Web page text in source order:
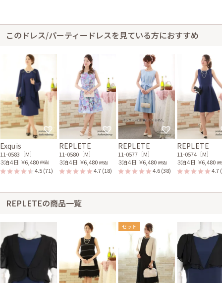
このドレス/パーティードレスを見ている方におすすめ
Exquis
11-0583［M］
３泊４日 ￥6,480 (税込)
4.5(71)
REPLETE
11-0580［M］
３泊４日 ￥6,480 (税込)
4.7(18)
REPLETE
11-0577［M］
３泊４日 ￥6,480 (税込)
4.6(38)
REPLETE
11-0574［M］
３泊４日 ￥6,480 (
4.7
REPLETEの商品一覧
セット